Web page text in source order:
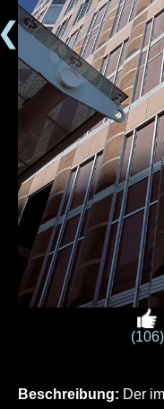
(106)
Beschreibung: Der